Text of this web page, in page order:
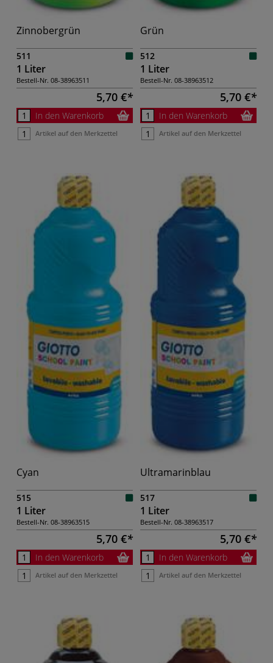
Zinnobergrün
511
1 Liter
Bestell-Nr. 08-38963511
5,70 €
In den Warenkorb
Artikel auf den Merkzettel
Grün
512
1 Liter
Bestell-Nr. 08-38963512
5,70 €
In den Warenkorb
Artikel auf den Merkzettel
Cyan
515
1 Liter
Bestell-Nr. 08-38963515
5,70 €
In den Warenkorb
Artikel auf den Merkzettel
Ultramarinblau
517
1 Liter
Bestell-Nr. 08-38963517
5,70 €
In den Warenkorb
Artikel auf den Merkzettel